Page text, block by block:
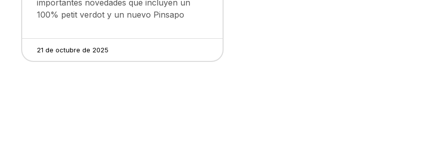
importantes novedades que incluyen un
100% petit verdot y un nuevo Pinsapo
21 de octubre de 2025